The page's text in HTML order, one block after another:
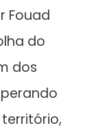
Fouad
do
dos